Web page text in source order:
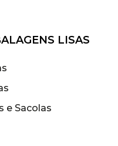
LISAS
e Sacolas